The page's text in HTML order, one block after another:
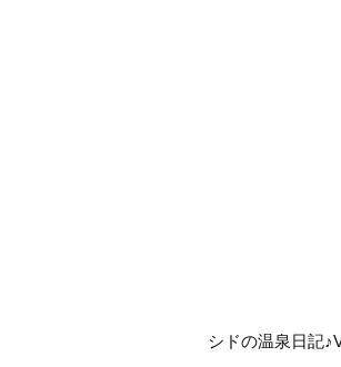
シドの温泉日記